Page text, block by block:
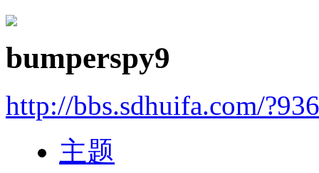
bumperspy9
http://bbs.sdhuifa.com/
主题